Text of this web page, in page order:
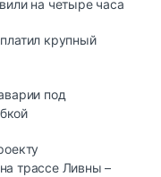
на четыре часа
крупный
под
трассе Ливны –